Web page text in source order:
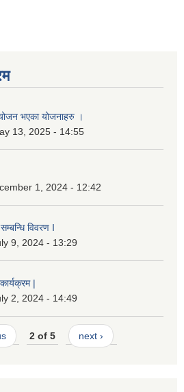
भएका योजनाहरु ।
13, 2025 - 14:55
1, 2024 - 12:42
विवरण I
9, 2024 - 13:29
|
2, 2024 - 14:49
2 of 5 next ›